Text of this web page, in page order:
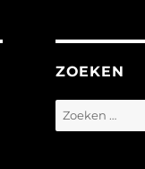
ZOEKEN
Zoeken
naar: